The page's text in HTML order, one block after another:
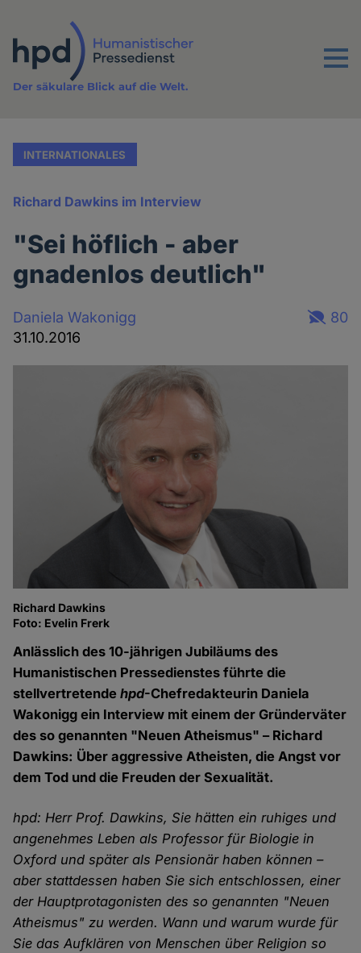
Inhalt
Menu
Der säkulare Blick auf die Welt.
INTERNATIONALES
Richard Dawkins im Interview
"Sei höflich - aber
gnadenlos deutlich"
Daniela Wakonigg
31.10.2016
80
Richard Dawkins
Foto: Evelin Frerk
Anlässlich des 10-jährigen Jubiläums des
Humanistischen Pressedienstes führte die
stellvertretendehpd-Chefredakteurin Daniela
Wakonigg ein Interview mit einem der Gründerväter
des so genannten "Neuen Atheismus" – Richard
Dawkins: Über aggressive Atheisten, die Angst vor
dem Tod und die Freuden der Sexualität.
hpd: Herr Prof. Dawkins, Sie hätten ein ruhiges und
angenehmes Leben als Professor für Biologie in
Oxford und später als Pensionär haben können –
aber stattdessen haben Sie sich entschlossen, einer
der Hauptprotagonisten des so genannten "Neuen
Atheismus" zu werden. Wann und warum wurde für
Sie das Aufklären von Menschen über Religion so